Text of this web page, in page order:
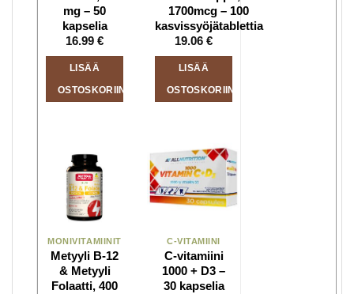
mg – 50
kapselia
16.99 €
LISÄÄ
OSTOSKORIIN
1700mcg – 100
kasvissyöjätablettia
19.06 €
LISÄÄ
OSTOSKORIIN
MONIVITAMIINIT
Metyyli B-12
& Metyyli
Folaatti, 400
C-VITAMIINI
C-vitamiini
1000 + D3 –
30 kapselia